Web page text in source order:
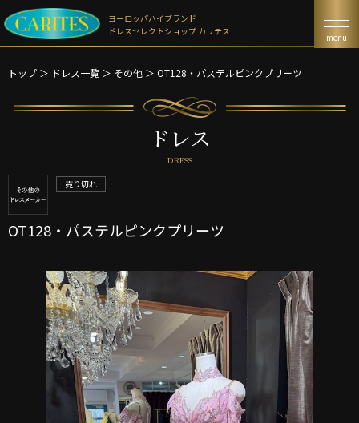
ヨーロッパハイブランド
ドレスセレクトショップ カリテス
menu
トップ ＞ ドレス一覧 ＞ その他 ＞ OT128・パステルピンクプリーツ
ドレス
DRESS
売り切れ
OT128・パステルピンクプリーツ